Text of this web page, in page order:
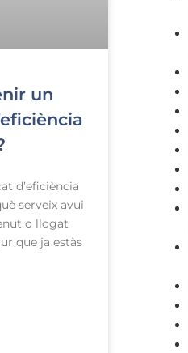
un
d’eficiència
serveix avui
o llogat
que ja estàs